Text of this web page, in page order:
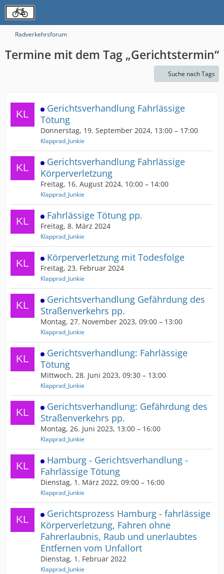
Radverkehrsforum
Termine mit dem Tag „Gerichtstermin“
Suche nach Tags
Gerichtsverhandlung Fahrlässige
Tötung
Donnerstag, 19. September 2024, 13:00 – 17:00
Klapprad_Junkie
Gerichtsverhandlung Fahrlässige
Körperverletzung
Freitag, 16. August 2024, 10:00 – 14:00
Klapprad_Junkie
Fahrlässige Tötung pp.
Freitag, 8. März 2024
Klapprad_Junkie
Körperverletzung mit Todesfolge
Freitag, 23. Februar 2024
Klapprad_Junkie
Gerichtsverhandlung Gefährdung des
Straßenverkehrs pp.
Montag, 27. November 2023, 09:00 – 13:00
Klapprad_Junkie
Gerichtsverhandlung: Fahrlässige
Tötung
Mittwoch, 28. Juni 2023, 09:30 – 13:00
Klapprad_Junkie
Gerichtsverhandlung: Gefährdung des
Straßenverkehrs pp.
Montag, 26. Juni 2023, 13:00 – 16:00
Klapprad_Junkie
Hamburg - Gerichtsverhandlung -
Fahrlässige Tötung
Dienstag, 1. März 2022, 09:00 – 16:00
Klapprad_Junkie
Gerichtsprozess Hamburg - fahrlässige
Körperverletzung, Fahren ohne
Fahrerlaubnis, Raub und unerlaubtes
Entfernen vom Unfallort
Dienstag, 1. Februar 2022
Klapprad_Junkie